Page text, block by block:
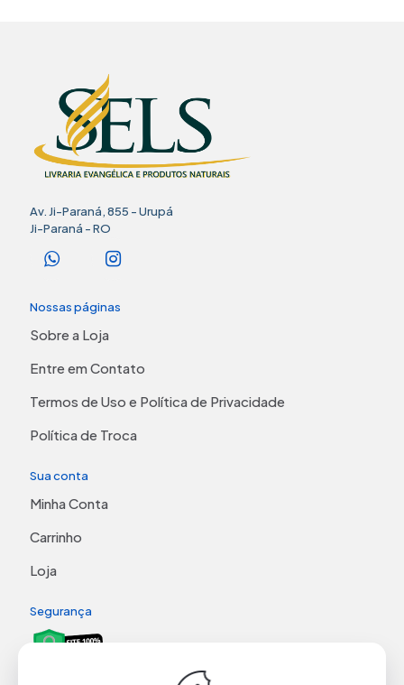
Av. Ji-Paraná, 855 - Urupá
Ji-Paraná - RO
Nossas páginas
Sobre a Loja
Entre em Contato
Termos de Uso e Política de Privacidade
Política de Troca
Sua conta
Minha Conta
Carrinho
Loja
Segurança